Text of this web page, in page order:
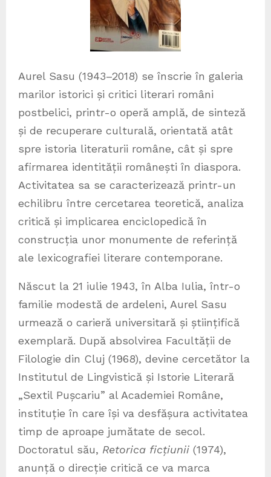
Aurel Sasu (1943–2018) se înscrie în galeria
marilor istorici și critici literari români
postbelici, printr-o operă amplă, de sinteză
și de recuperare culturală, orientată atât
spre istoria literaturii române, cât și spre
afirmarea identității românești în diaspora.
Activitatea sa se caracterizează printr-un
echilibru între cercetarea teoretică, analiza
critică și implicarea enciclopedică în
construcția unor monumente de referință
ale lexicografiei literare contemporane.
Născut la 21 iulie 1943, în Alba Iulia, într-o
familie modestă de ardeleni, Aurel Sasu
urmează o carieră universitară și științifică
exemplară. După absolvirea Facultății de
Filologie din Cluj (1968), devine cercetător la
Institutul de Lingvistică și Istorie Literară
„Sextil Pușcariu” al Academiei Române,
instituție în care își va desfășura activitatea
timp de aproape jumătate de secol.
Doctoratul său, Retorica ficțiunii (1974),
anunță o direcție critică ce va marca